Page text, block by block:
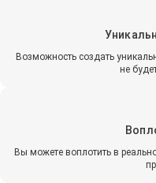
Возможность создать
не
Вы можете воплотить в